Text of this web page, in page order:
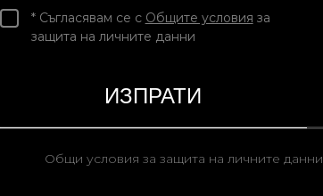
* Съгласявам се с Общите условия за
защита на личните данни
Общи условия за защита на личните данни